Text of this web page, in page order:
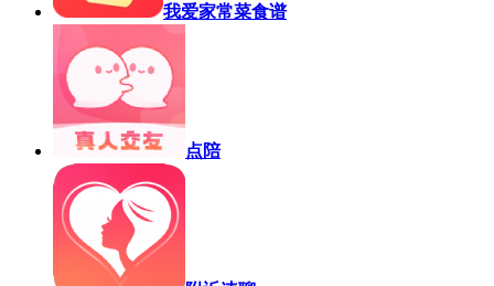
我爱家常菜食谱
点陪